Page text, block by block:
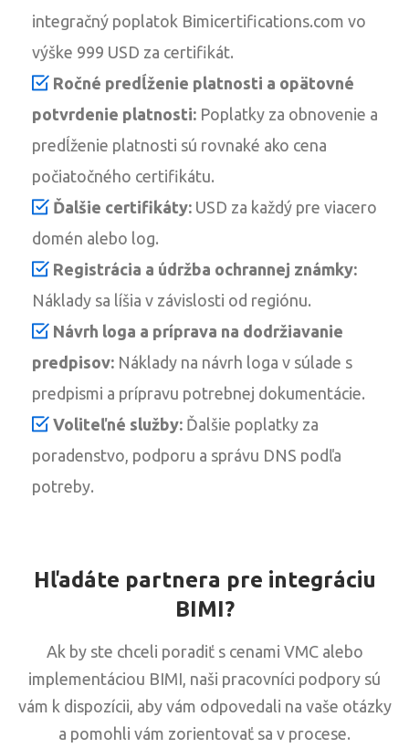
integračný poplatok Bimicertifications.com vo
výške 999 USD za certifikát.
Ročné predĺženie platnosti a opätovné
potvrdenie platnosti: Poplatky za obnovenie a
predĺženie platnosti sú rovnaké ako cena
počiatočného certifikátu.
Ďalšie certifikáty: USD za každý pre viacero
domén alebo log.
Registrácia a údržba ochrannej známky:
Náklady sa líšia v závislosti od regiónu.
Návrh loga a príprava na dodržiavanie
predpisov: Náklady na návrh loga v súlade s
predpismi a prípravu potrebnej dokumentácie.
Voliteľné služby: Ďalšie poplatky za
poradenstvo, podporu a správu DNS podľa
potreby.
Hľadáte partnera pre integráciu
BIMI?
Ak by ste chceli poradiť s cenami VMC alebo
implementáciou BIMI, naši pracovníci podpory sú
vám k dispozícii, aby vám odpovedali na vaše otázky
a pomohli vám zorientovať sa v procese.